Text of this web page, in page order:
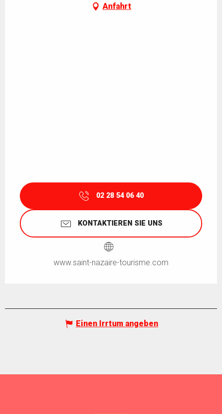
Anfahrt
02 28 54 06 40
KONTAKTIEREN SIE UNS
www.saint-nazaire-tourisme.com
Einen Irrtum angeben